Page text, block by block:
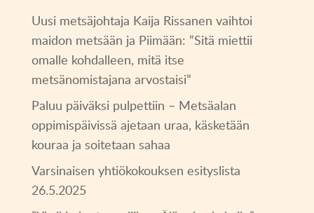
Uusi metsäjohtaja Kaija Rissanen vaihtoi
maidon metsään ja Piimään: ”Sitä miettii
omalle kohdalleen, mitä itse
metsänomistajana arvostaisi”
Paluu päiväksi pulpettiin – Metsäalan
oppimispäivissä ajetaan uraa, käsketään
kouraa ja soitetaan sahaa
Varsinaisen yhtiökokouksen esityslista
26.5.2025